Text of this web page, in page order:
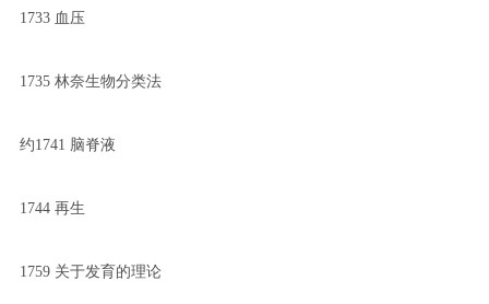
1733 血压
1735 林奈生物分类法
约1741 脑脊液
1744 再生
1759 关于发育的理论